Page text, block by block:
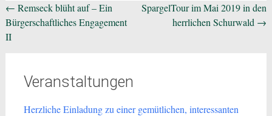
Beitragsnavigation
← Remseck blüht auf – Ein
Bürgerschaftliches Engagement
II
SpargelTour im Mai 2019 in den
herrlichen Schurwald →
Veranstaltungen
Herzliche Einladung zu einer gemütlichen, interessanten